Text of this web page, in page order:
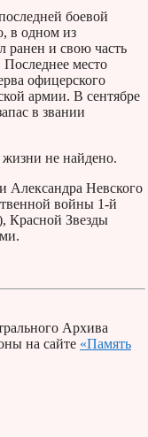
боевой
в одном из
ранен и свою часть
Последнее место
офицерского
армии. В сентябре
в звании
не найдено.
Александра Невского
войны 1-й
Красной Звезды
Архива
на сайте «Память